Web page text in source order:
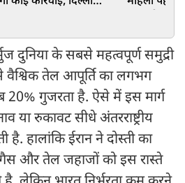
दुनिया के सबसे महत्वपूर्ण समुद्री
वैश्विक तेल आपूर्ति का लगभग
20% गुजरता है. ऐसे में इस मार्ग
या रुकावट सीधे अंतरराष्ट्रीय
है. हालांकि ईरान ने दोस्ती का
और तेल जहाजों को इस रास्ते